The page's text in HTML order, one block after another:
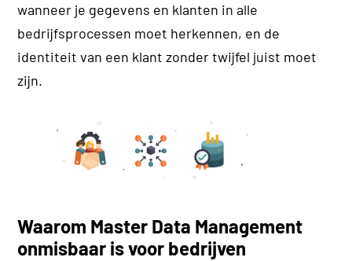
wanneer je gegevens en klanten in alle
bedrijfsprocessen moet herkennen, en de
identiteit van een klant zonder twijfel juist moet
zijn.
Waarom Master Data Management
onmisbaar is voor bedrijven